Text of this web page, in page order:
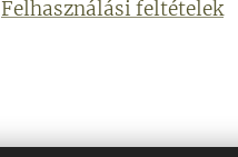
Felhasználási feltételek